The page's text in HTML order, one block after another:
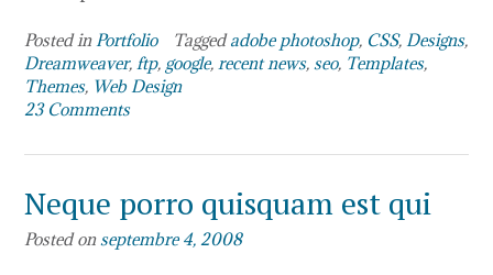
Posted in Portfolio Taggedadobe photoshop, CSS, Designs,
Dreamweaver, ftp, google, recent news, seo, Templates,
Themes, Web Design
23 Comments
Neque porro quisquam est qui
Posted on septembre 4, 2008